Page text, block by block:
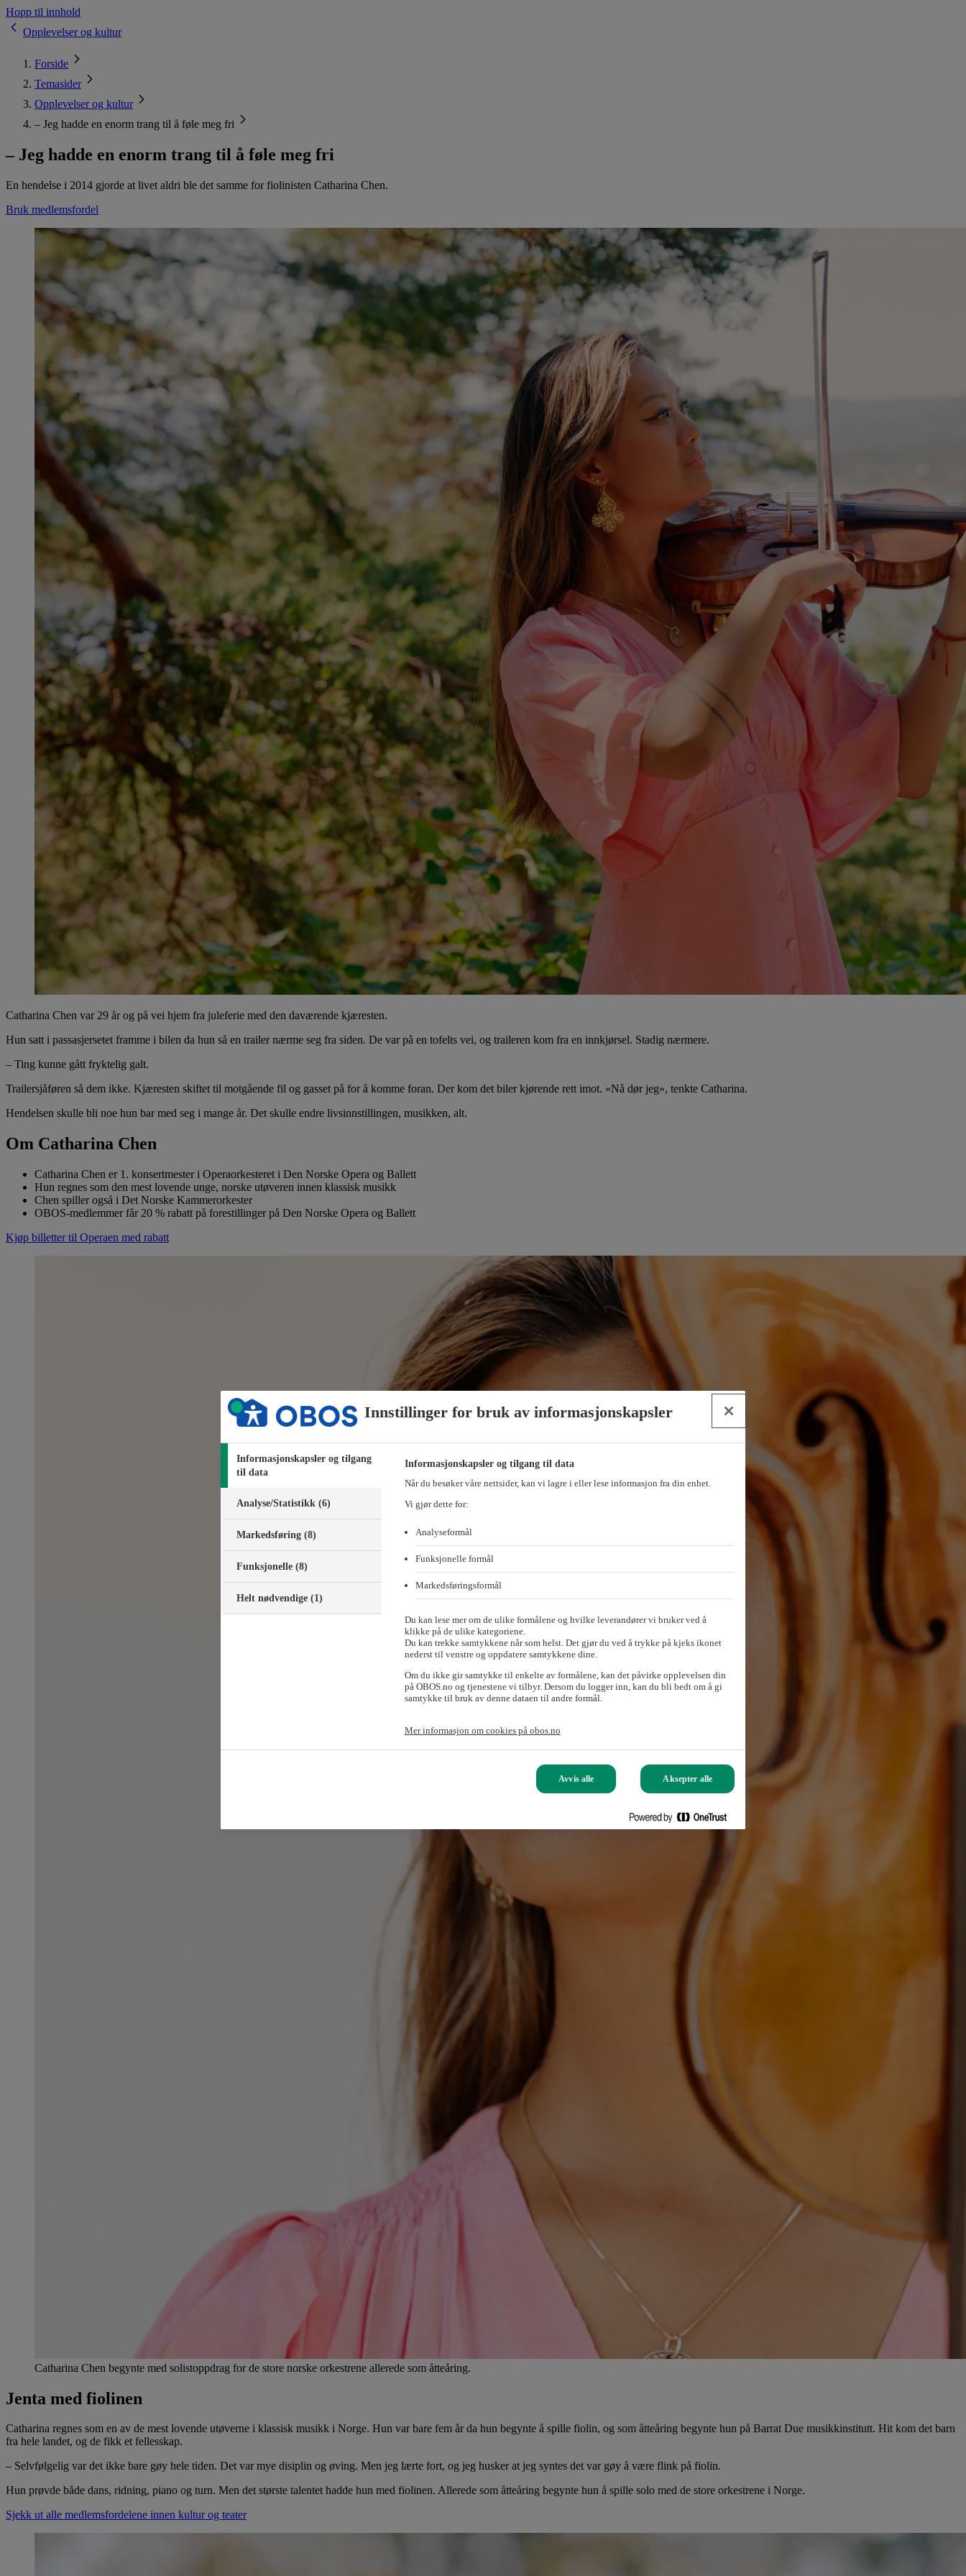
Hopp til innhold
Opplevelser og kultur
Forside
Temasider
Opplevelser og kultur
– Jeg hadde en enorm trang til å føle meg fri
– Jeg hadde en enorm trang til å føle meg fri
En hendelse i 2014 gjorde at livet aldri ble det samme for fiolinisten Catharina Chen.
Bruk medlemsfordel
Catharina Chen var 29 år og på vei hjem fra juleferie med den daværende kjæresten.
Hun satt i passasjersetet framme i bilen da hun så en trailer nærme seg fra siden. De var på en tofelts vei, og traileren kom fra en innkjørsel. Stadig nærmere.
– Ting kunne gått fryktelig galt.
Trailersjåføren så dem ikke. Kjæresten skiftet til motgående fil og gasset på for å komme foran. Der kom det biler kjørende rett imot. «Nå dør jeg», tenkte Catharina.
Hendelsen skulle bli noe hun bar med seg i mange år. Det skulle endre livsinnstillingen, musikken, alt.
Om Catharina Chen
Catharina Chen er 1. konsertmester i Operaorkesteret i Den Norske Opera og Ballett
Hun regnes som den mest lovende unge, norske utøveren innen klassisk musikk
Chen spiller også i Det Norske Kammerorkester
OBOS-medlemmer får 20 % rabatt på forestillinger på Den Norske Opera og Ballett
Kjøp billetter til Operaen med rabatt
Catharina Chen begynte med solistoppdrag for de store norske orkestrene allerede som åtteåring.
Jenta med fiolinen
Catharina regnes som en av de mest lovende utøverne i klassisk musikk i Norge. Hun var bare fem år da hun begynte å spille fiolin, og som åtteåring begynte hun på Barrat Due musikkinstitutt. Hit kom det barn
fra hele landet, og de fikk et fellesskap.
– Selvfølgelig var det ikke bare gøy hele tiden. Det var mye disiplin og øving. Men jeg lærte fort, og jeg husker at jeg syntes det var gøy å være flink på fiolin.
Hun prøvde både dans, ridning, piano og turn. Men det største talentet hadde hun med fiolinen. Allerede som åtteåring begynte hun å spille solo med de store orkestrene i Norge.
Sjekk ut alle medlemsfordelene innen kultur og teater
Innstillinger for bruk av informasjonskapsler
Informasjonskapsler og tilgang
til data
Analyse/Statistikk (6)
Markedsføring (8)
Funksjonelle (8)
Helt nødvendige (1)
Informasjonskapsler og tilgang til data
Når du besøker våre nettsider, kan vi lagre i eller lese informasjon fra din enhet.
Vi gjør dette for:
Analyseformål
Funksjonelle formål
Markedsføringsformål
Du kan lese mer om de ulike formålene og hvilke leverandører vi bruker ved å
klikke på de ulike kategoriene.
Du kan trekke samtykkene når som helst. Det gjør du ved å trykke på kjeks ikonet
nederst til venstre og oppdatere samtykkene dine.
Om du ikke gir samtykke til enkelte av formålene, kan det påvirke opplevelsen din
på OBOS.no og tjenestene vi tilbyr. Dersom du logger inn, kan du bli bedt om å gi
samtykke til bruk av denne dataen til andre formål.
Mer informasjon om cookies på obos.no
Avvis alle Aksepter alle